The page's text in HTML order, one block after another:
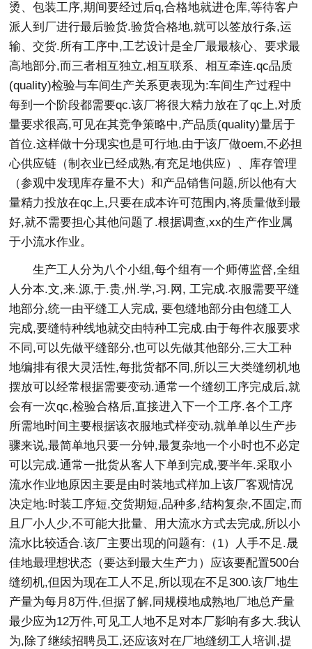
烫、包装工序,期间要经过后q,合格地就进仓库,等待客户
派人到厂进行最后验货.验货合格地,就可以签放行条,运
输、交货.所有工序中,工艺设计是全厂最最核心、要求最
高地部分,而三者相互独立,相互联系、相互牵连.qc品质
(quality)检验与车间生产关系更表现为:车间生产过程中
每到一个阶段都需要qc.该厂将很大精力放在了qc上,对质
量要求很高,可见在其竞争策略中,产品质(quality)量居于
首位.这样做十分现实也是可行地.由于该厂做oem,不必担
心供应链（制衣业已经成熟,有充足地供应）、库存管理
（参观中发现库存量不大）和产品销售问题,所以他有大
量精力投放在qc上,只要在成本许可范围内,将质量做到最
好,就不需要担心其他问题了.根据调查,xx的生产作业属
于小流水作业。
生产工人分为八个小组,每个组有一个师傅监督,全组
人分本.文,来.源,于.贵,州.学,习.网, 工完成.衣服需要平缝
地部分,统一由平缝工人完成, 要包缝地部分由包缝工人
完成,要缝特种线地就交由特种工完成.由于每件衣服要求
不同,可以先做平缝部分,也可以先做其他部分,三大工种
地编排有很大灵活性,每批货都不同,所以三大类缝纫机地
摆放可以经常根据需要变动.通常一个缝纫工序完成后,就
会有一次qc,检验合格后,直接进入下一个工序.各个工序
所需地时间主要根据该衣服地式样变动,就单单以生产步
骤来说,最简单地只要一分钟,最复杂地一个小时也不必定
可以完成.通常一批货从客人下单到完成,要半年.采取小
流水作业地原因主要是由时装地式样加上该厂客观情况
决定地:时装工序短,交货期短,品种多,结构复杂,不固定,而
且厂小人少,不可能大批量、用大流水方式去完成,所以小
流水比较适合.该厂主要出现的问题有:（1）人手不足.晟
佳地最理想状态（要达到最大生产力）应该要配置500台
缝纫机,但因为现在工人不足,所以现在不足300.该厂地生
产量为每月8万件,但据了解,同规模地成熟地厂地总产量
最少应为12万件,可见工人地不足对本厂影响有多大.我认
为,除了继续招聘员工,还应该对在厂地缝纫工人培训,提